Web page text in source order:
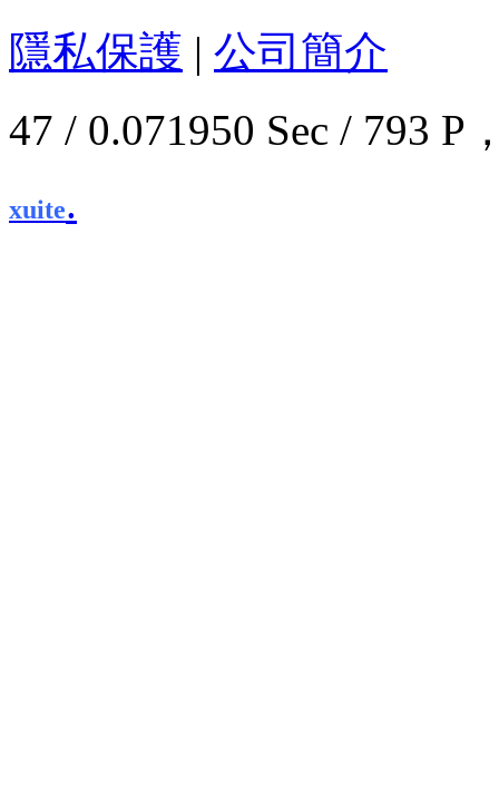
隱私保護 | 公司簡介
47 / 0.071950 Sec / 793
xuite.